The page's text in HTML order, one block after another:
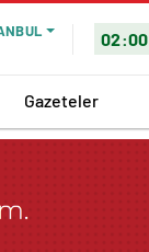
02:00
Gazeteler